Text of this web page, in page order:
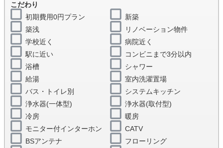
こだわり
初期費用0円プラン
新築
築浅
リノベーション物件
学校近く
病院近く
駅に近い
コンビニまで3分以内
浴槽
シャワー
給湯
室内洗濯置場
バス・トイレ別
システムキッチン
浄水器(一体型)
浄水器(取付型)
冷房
暖房
モニター付インターホン
CATV
BSアンテナ
フローリング